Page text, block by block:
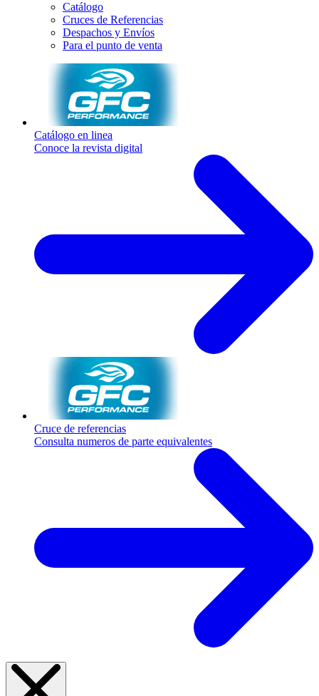
Catálogo
Cruces de Referencias
Despachos y Envíos
Para el punto de venta
Catálogo en linea
Conoce la revista digital
Cruce de referencias
Consulta numeros de parte equivalentes